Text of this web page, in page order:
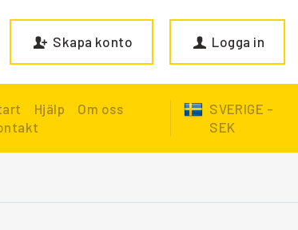
Skapa konto Logga in
Hjälp
Om oss
SVERIGE -
SEK